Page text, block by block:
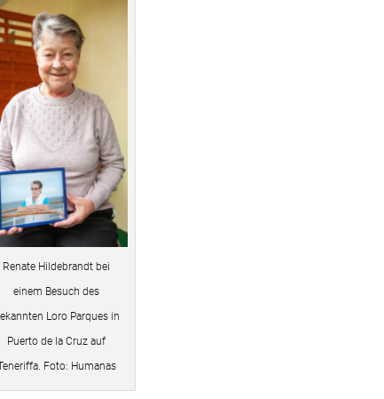
Renate Hildebrandt bei
einem Besuch des
Loro Parques in
Puerto de la Cruz auf
Foto: Humanas